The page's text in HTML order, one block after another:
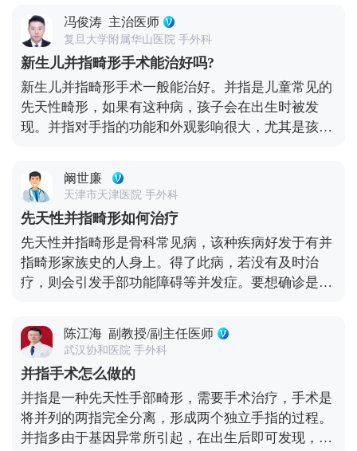
要意义。 术后应定期复查，监测愈合情况及可能出现
的并发症。日常生活中，患者还要注意保持患处清洁
干燥，以免引起感染。
进行康复训练，如手部功能锻炼。物理治疗旨在帮助
患者适应并指畸形，提高手部功能和生活质量。 3.心
理支持 心理支持包括心理咨询和心理辅导，可能需要
专业心理医生的帮助。先天性并指多指畸形可能会对
患者的心理产生影响，心理支持可以帮助患者应对并
接受自己的身体状况。 在治疗过程中，应遵循医嘱，
和适量运动。
冯俊涛 主治医师
复旦大学附属华山医院 手外科
新生儿并指畸形手术能治好吗?
新生儿并指畸形手术一般能治好。并指是儿童常见的
先天性畸形，如果有这种病，孩子会在出生时被发
现。并指对手指的功能和外观影响很大，尤其是孩子
指的长度和形态决定了并指所需手术的次数。基本原
理是一个手指一次手术最多只能有一个伤口，因为手
指的血液供应是由手指两侧的指动脉提供。如果同时
在手指两侧做切口，可能会因手术刺激而损伤两侧血
管或发生血管痉挛，从而影响手指的血液供应。建议
保持伤口清洁卫生，避免感染。
阚世廉
天津市天津医院 手外科
先天性并指畸形如何治疗
先天性并指畸形是骨科常见病，该种疾病好发于有并
指畸形家族史的人身上。得了此病，若没有及时治
疗，则会引发手部功能障碍等并发症。要想确诊是不
射线拍片检查、多普勒超声检查、核磁共振成像检
查。先天性并指畸形经检查确诊后，一般都采用手术
治疗，通过手术可以有效地改善手指功能以及手部外
观，常用手术方法如下。 1、软组织性并指：该种类
型的疾病通常采用并指分离手术治疗，该手术通常在
并连手指背侧和掌侧做三角形皮瓣切口，然后再按沿
着切口切开皮肤以及皮下组织，以便完全分离并指，
陈江海 副教授/副主任医师
武汉协和医院 手外科
并指手术怎么做的
并指是一种先天性手部畸形，需要手术治疗，手术是
将并列的两指完全分离，形成两个独立手指的过程。
并指多由于基因异常所引起，在出生后即可发现，建